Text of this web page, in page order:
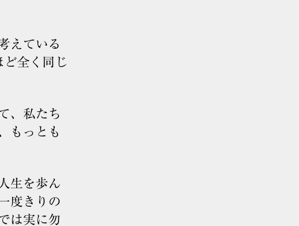
えている
ど全く同じ
、私たち
もっとも
生を歩ん
度きりの
は実に勿